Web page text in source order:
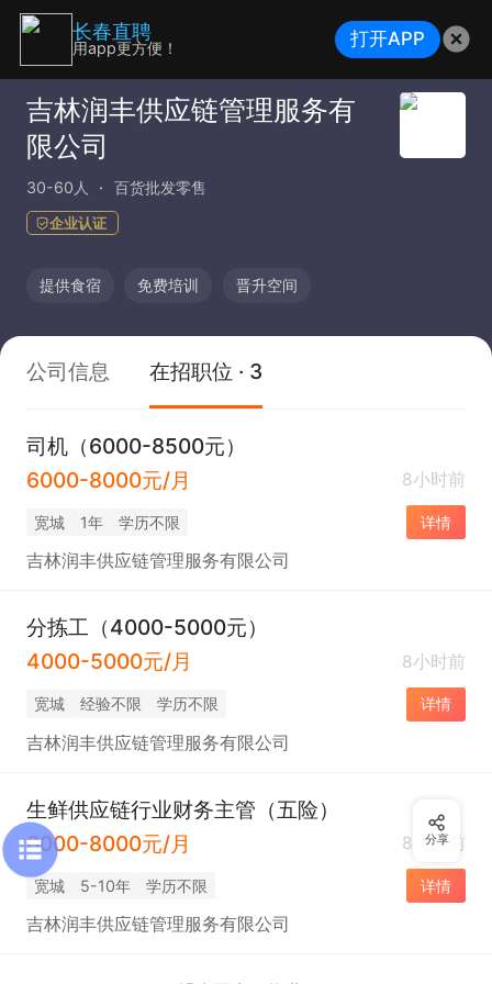
吉林润丰供应链管理服务有
限公司
30-60人 百货批发零售
企业认证
提供食宿 免费培训 晋升空间
公司信息 在招职位 · 3
司机（6000-8500元）
6000-8000元/月
8小时前
宽城 1年 学历不限 详情
吉林润丰供应链管理服务有限公司
分拣工（4000-5000元）
4000-5000元/月
8小时前
宽城 经验不限 学历不限 详情
吉林润丰供应链管理服务有限公司
生鲜供应链行业财务主管（五险）
6000-8000元/月
8小时前
宽城 5-10年 学历不限 详情
吉林润丰供应链管理服务有限公司
分享
长春直聘
用app更方便！ 打开APP